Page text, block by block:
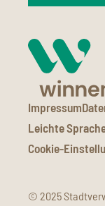
Impressum
Leichte
Cookie-
© 2025